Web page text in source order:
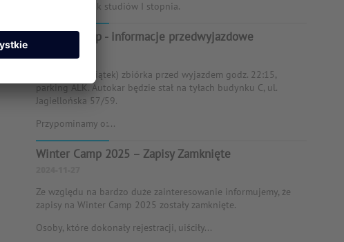
na pierwszy rok studiów I stopnia.
Winter Camp - informacje przedwyjazdowe
11.04.2025 (piątek) zbiórka przed wyjazdem godz. 22:15,
parking ALK. Autokar będzie stał na tyłach budynku C, ul.
Jagiellońska 57/59.
Przypominamy o:...
Winter Camp 2025 – Zapisy Zamknięte
Ze względu na bardzo duże zainteresowanie informujemy, że
zapisy na Winter Camp 2025 zostały zamknięte.
Osoby, które dokonały rejestracji, uiściły...